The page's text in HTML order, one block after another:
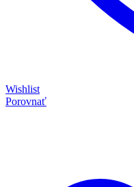
Wishlist
Porovnať